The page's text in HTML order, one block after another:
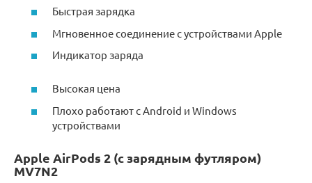
Быстрая зарядка
Мгновенное соединение с устройствами Apple
Индикатор заряда
Высокая цена
Плохо работают с Android и Windows
устройствами
Apple AirPods 2 (с зарядным футляром)
MV7N2